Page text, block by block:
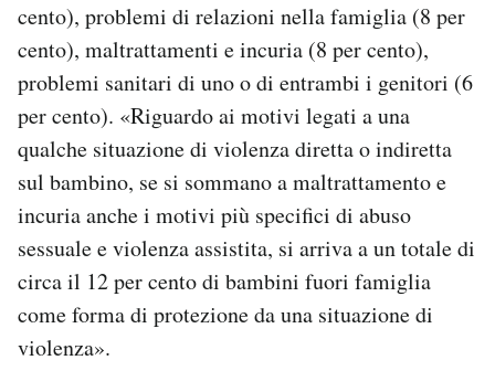
cento), problemi di relazioni nella famiglia (8 per
cento), maltrattamenti e incuria (8 per cento),
problemi sanitari di uno o di entrambi i genitori (6
per cento). «Riguardo ai motivi legati a una
qualche situazione di violenza diretta o indiretta
sul bambino, se si sommano a maltrattamento e
incuria anche i motivi più specifici di abuso
sessuale e violenza assistita, si arriva a un totale di
circa il 12 per cento di bambini fuori famiglia
come forma di protezione da una situazione di
violenza».